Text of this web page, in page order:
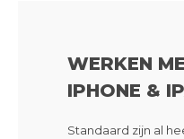
WERKEN
IPHONE &
Standaard zijn al